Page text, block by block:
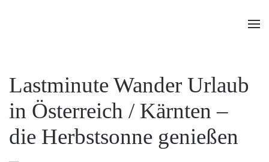
Lastminute Wander Urlaub
in Österreich / Kärnten –
die Herbstsonne genießen